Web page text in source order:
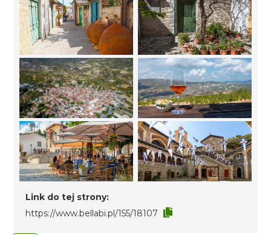
Link do tej strony:
https://www.bellabi.pl/155/18107